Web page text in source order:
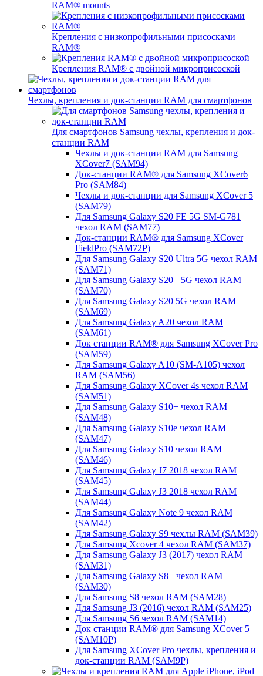
RAM® mounts
Крепления с низкопрофильными присосками
RAM®
Крепления RAM® с двойной микроприсоской
Чехлы, крепления и док-станции RAM для смартфонов
Для смартфонов Samsung чехлы, крепления и док-
станции RAM
Чехлы и док-станции RAM для Samsung
XCover7 (SAM94)
Док-станции RAM® для Samsung XCover6
Pro (SAM84)
Чехлы и док-станции для Samsung XCover 5
(SAM79)
Для Samsung Galaxy S20 FE 5G SM-G781
чехол RAM (SAM77)
Док-станции RAM® для Samsung XCover
FieldPro (SAM72P)
Для Samsung Galaxy S20 Ultra 5G чехол RAM
(SAM71)
Для Samsung Galaxy S20+ 5G чехол RAM
(SAM70)
Для Samsung Galaxy S20 5G чехол RAM
(SAM69)
Для Samsung Galaxy A20 чехол RAM
(SAM61)
Док станции RAM® для Samsung XCover Pro
(SAM59)
Для Samsung Galaxy A10 (SM-A105) чехол
RAM (SAM56)
Для Samsung Galaxy XCover 4s чехол RAM
(SAM51)
Для Samsung Galaxy S10+ чехол RAM
(SAM48)
Для Samsung Galaxy S10e чехол RAM
(SAM47)
Для Samsung Galaxy S10 чехол RAM
(SAM46)
Для Samsung Galaxy J7 2018 чехол RAM
(SAM45)
Для Samsung Galaxy J3 2018 чехол RAM
(SAM44)
Для Samsung Galaxy Note 9 чехол RAM
(SAM42)
Для Samsung Galaxy S9 чехлы RAM (SAM39)
Для Samsung Xcover 4 чехол RAM (SAM37)
Для Samsung Galaxy J3 (2017) чехол RAM
(SAM31)
Для Samsung Galaxy S8+ чехол RAM
(SAM30)
Для Samsung S8 чехол RAM (SAM28)
Для Samsung J3 (2016) чехол RAM (SAM25)
Для Samsung S6 чехол RAM (SAM14)
Док станции RAM® для Samsung XCover 5
(SAM10P)
Для Samsung XCover Pro чехлы, крепления и
док-станции RAM (SAM9P)